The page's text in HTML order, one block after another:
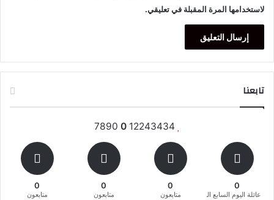
لاستخدامها المرة المقبلة في تعليقي.
تابعنا
12243434
0
0
عائلة اليوم السابع المغربية
0
متابعون
0
متابعون
0
متابعون